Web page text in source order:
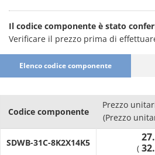
Il codice componente è stato
Verificare il prezzo prima di
Elenco codice componente
Codice componente
Prezzo
(Prezzo
SDWB-31C-8K2X14K5
(